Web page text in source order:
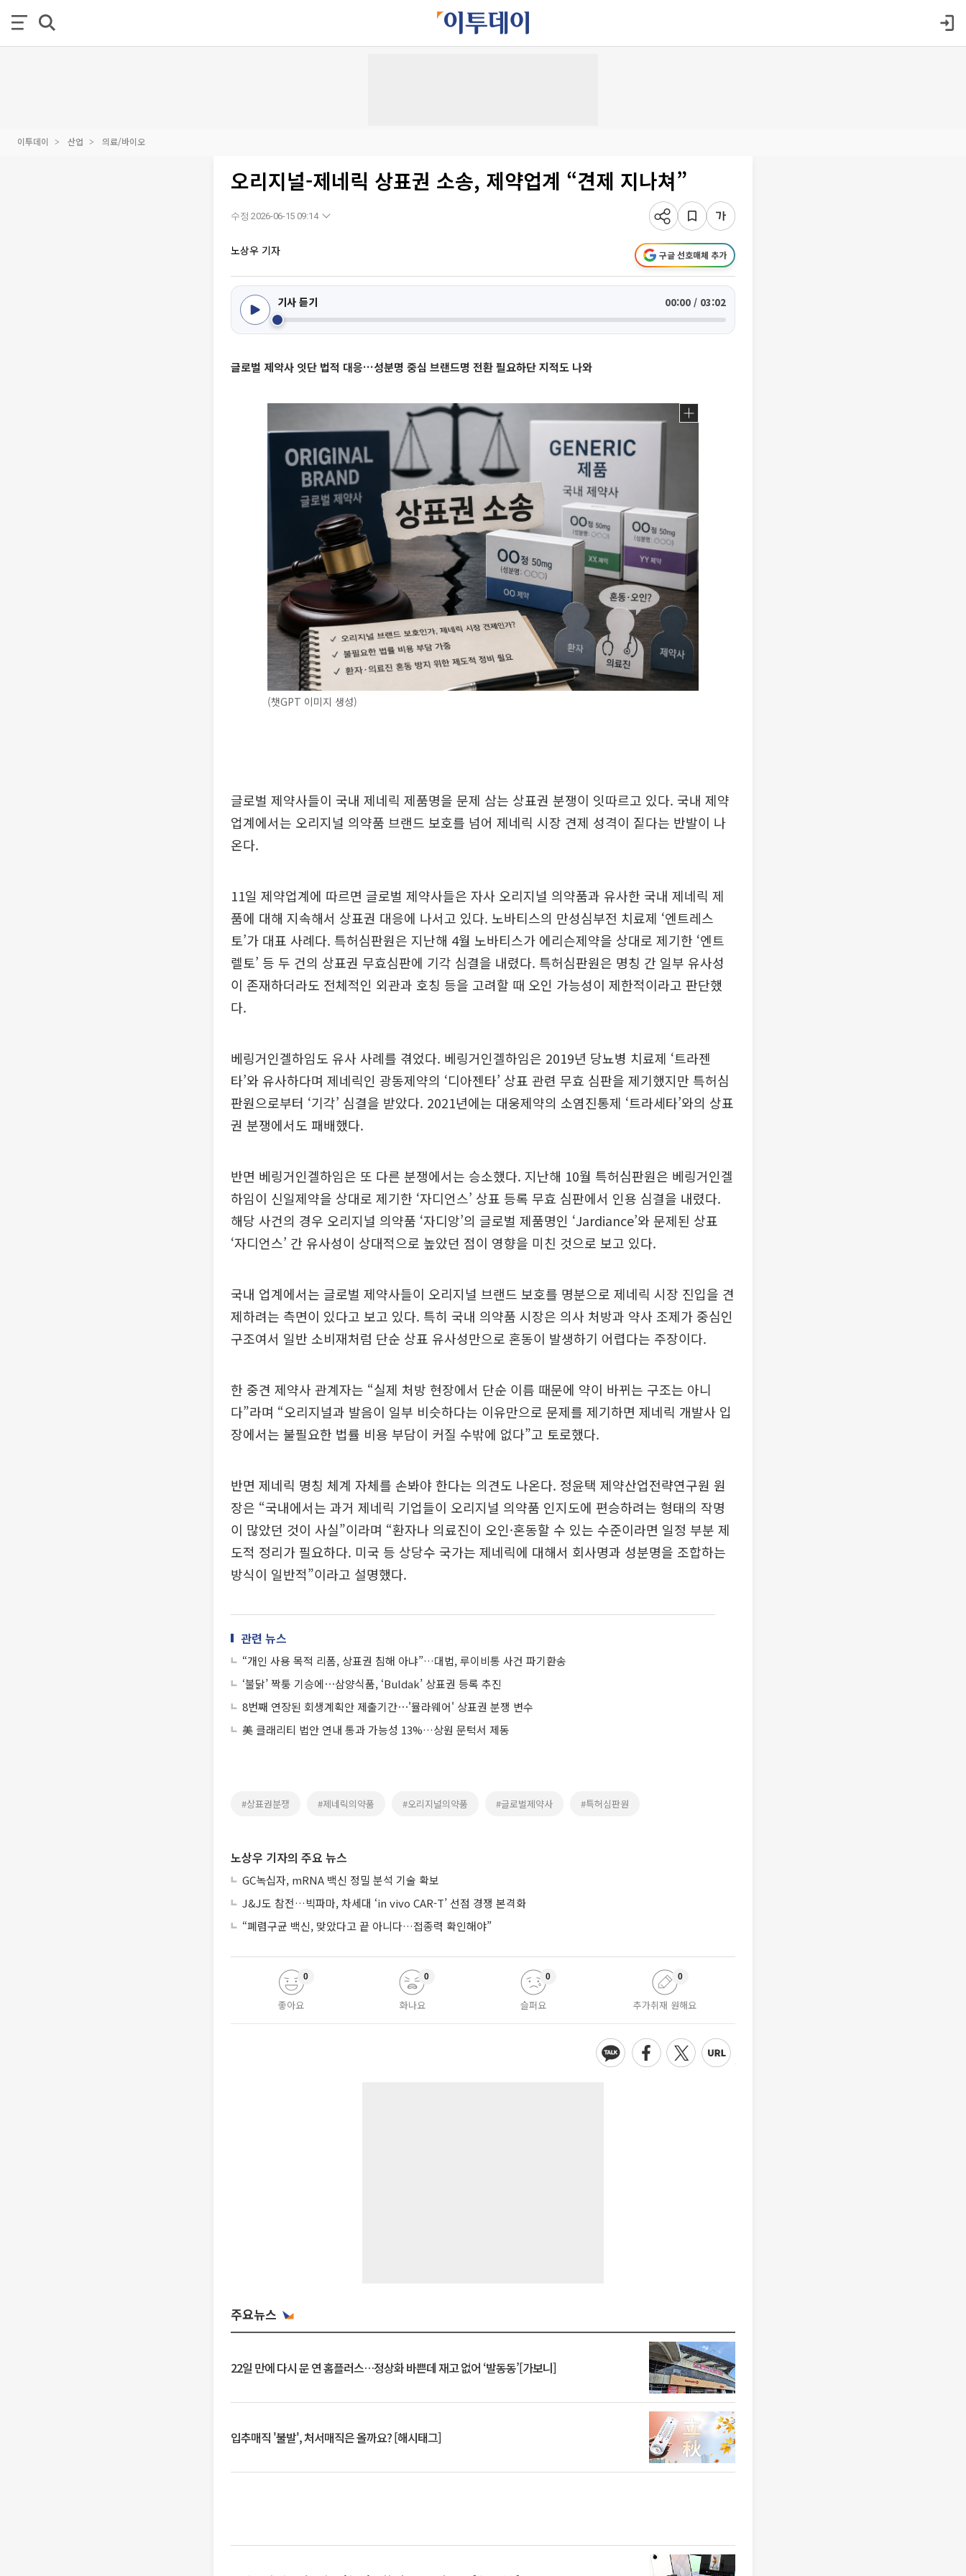
이투데이 산업 의료/바이오
오리지널-제네릭 상표권 소송, 제약업계 “견제 지나쳐”
수정 2026-06-15 09:14
노상우 기자 구글 선호매체 추가
기사 듣기 00:00 / 03:02
글로벌 제약사 잇단 법적 대응…성분명 중심 브랜드명 전환 필요하단 지적도 나와
(챗GPT 이미지 생성)
글로벌 제약사들이 국내 제네릭 제품명을 문제 삼는 상표권 분쟁이 잇따르고 있다. 국내 제약
업계에서는 오리지널 의약품 브랜드 보호를 넘어 제네릭 시장 견제 성격이 짙다는 반발이 나
온다.
11일 제약업계에 따르면 글로벌 제약사들은 자사 오리지널 의약품과 유사한 국내 제네릭 제
품에 대해 지속해서 상표권 대응에 나서고 있다. 노바티스의 만성심부전 치료제 ‘엔트레스
토’가 대표 사례다. 특허심판원은 지난해 4월 노바티스가 에리슨제약을 상대로 제기한 ‘엔트
렐토’ 등 두 건의 상표권 무효심판에 기각 심결을 내렸다. 특허심판원은 명칭 간 일부 유사성
이 존재하더라도 전체적인 외관과 호칭 등을 고려할 때 오인 가능성이 제한적이라고 판단했
다.
베링거인겔하임도 유사 사례를 겪었다. 베링거인겔하임은 2019년 당뇨병 치료제 ‘트라젠
타’와 유사하다며 제네릭인 광동제약의 ‘디아젠타’ 상표 관련 무효 심판을 제기했지만 특허심
판원으로부터 ‘기각’ 심결을 받았다. 2021년에는 대웅제약의 소염진통제 ‘트라세타’와의 상표
권 분쟁에서도 패배했다.
반면 베링거인겔하임은 또 다른 분쟁에서는 승소했다. 지난해 10월 특허심판원은 베링거인겔
하임이 신일제약을 상대로 제기한 ‘자디언스’ 상표 등록 무효 심판에서 인용 심결을 내렸다.
해당 사건의 경우 오리지널 의약품 ‘자디앙’의 글로벌 제품명인 ‘Jardiance’와 문제된 상표
‘자디언스’ 간 유사성이 상대적으로 높았던 점이 영향을 미친 것으로 보고 있다.
국내 업계에서는 글로벌 제약사들이 오리지널 브랜드 보호를 명분으로 제네릭 시장 진입을 견
제하려는 측면이 있다고 보고 있다. 특히 국내 의약품 시장은 의사 처방과 약사 조제가 중심인
구조여서 일반 소비재처럼 단순 상표 유사성만으로 혼동이 발생하기 어렵다는 주장이다.
한 중견 제약사 관계자는 “실제 처방 현장에서 단순 이름 때문에 약이 바뀌는 구조는 아니
다”라며 “오리지널과 발음이 일부 비슷하다는 이유만으로 문제를 제기하면 제네릭 개발사 입
장에서는 불필요한 법률 비용 부담이 커질 수밖에 없다”고 토로했다.
반면 제네릭 명칭 체계 자체를 손봐야 한다는 의견도 나온다. 정윤택 제약산업전략연구원 원
장은 “국내에서는 과거 제네릭 기업들이 오리지널 의약품 인지도에 편승하려는 형태의 작명
이 많았던 것이 사실”이라며 “환자나 의료진이 오인·혼동할 수 있는 수준이라면 일정 부분 제
도적 정리가 필요하다. 미국 등 상당수 국가는 제네릭에 대해서 회사명과 성분명을 조합하는
방식이 일반적”이라고 설명했다.
관련 뉴스
“개인 사용 목적 리폼, 상표권 침해 아냐”…대법, 루이비통 사건 파기환송
‘불닭’ 짝퉁 기승에⋯삼양식품, ‘Buldak’ 상표권 등록 추진
8번째 연장된 회생계획안 제출기간⋯'뮬라웨어' 상표권 분쟁 변수
美 클래리티 법안 연내 통과 가능성 13%…상원 문턱서 제동
#상표권분쟁 #제네릭의약품 #오리지널의약품 #글로벌제약사 #특허심판원
노상우 기자의 주요 뉴스
GC녹십자, mRNA 백신 정밀 분석 기술 확보
J&J도 참전…빅파마, 차세대 ‘in vivo CAR-T’ 선점 경쟁 본격화
“폐렴구균 백신, 맞았다고 끝 아니다…접종력 확인해야”
좋아요
0
화나요
0
슬퍼요
0
추가취재 원해요
0
주요뉴스
22일 만에 다시 문 연 홈플러스…정상화 바쁜데 재고 없어 ‘발동동’[가보니]
입추매직 '불발', 처서매직은 올까요? [해시태그]